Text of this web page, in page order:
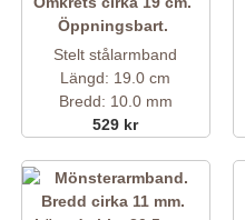
Stelt stålarmband
Längd: 19.0 cm
Bredd: 10.0 mm
529 kr